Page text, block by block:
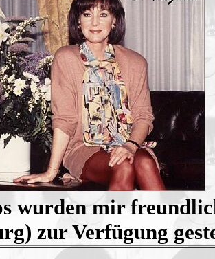
wurden mir
zur Verfügung